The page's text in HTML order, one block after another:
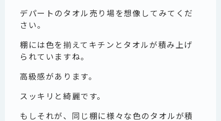
デパートのタオル売り場を想像してみてくだ
さい。
棚には色を揃えてキチンとタオルが積み上げ
られていますね。
高級感があります。
スッキリと綺麗です。
もしそれが、同じ棚に様々な色のタオルが積